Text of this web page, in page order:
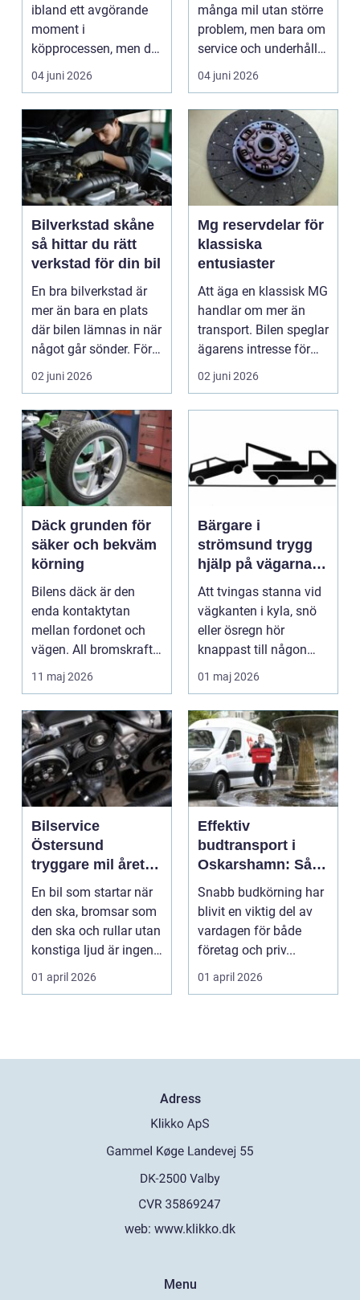
ibland ett avgörande
moment i
köpprocessen, men det
ha...
04 juni 2026
många mil utan större
problem, men bara om
service och underhåll
sköts i tid. I...
04 juni 2026
Bilverkstad skåne
så hittar du rätt
verkstad för din bil
En bra bilverkstad är
mer än bara en plats
där bilen lämnas in när
något går sönder. För
många biläg...
02 juni 2026
Mg reservdelar för
klassiska
entusiaster
Att äga en klassisk MG
handlar om mer än
transport. Bilen speglar
ägarens intresse för
teknik, histo...
02 juni 2026
Däck grunden för
säker och bekväm
körning
Bilens däck är den
enda kontaktytan
mellan fordonet och
vägen. All bromskraft,
styrning och accelera...
11 maj 2026
Bärgare i
strömsund trygg
hjälp på vägarna
året runt
Att tvingas stanna vid
vägkanten i kyla, snö
eller ösregn hör
knappast till någon
bilägares drömscen...
01 maj 2026
Bilservice
Östersund
tryggare mil året
runt
En bil som startar när
den ska, bromsar som
den ska och rullar utan
konstiga ljud är ingen
självklar...
01 april 2026
Effektiv
budtransport i
Oskarshamn: Så
väljer företag och
privatpersoner rätt
lösning
Snabb budkörning har
blivit en viktig del av
vardagen för både
företag och priv...
01 april 2026
Adress
web: www.klikko.dk
Menu